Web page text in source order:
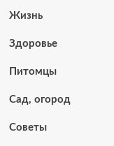
Жизнь
Здоровье
Питомцы
Сад, огород
Советы